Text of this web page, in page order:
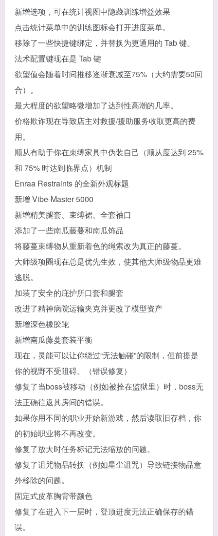
新增选项，可在统计视图中隐藏训练增益效果
点击统计菜单中的训练图标会打开进度菜单。
移除了一些快捷键绑定，并替换为更通用的 Tab 键。
法术配置键现在是 Tab 键
欲望值会随着时间推移逐渐衰减至75%（大约需要50回
合）。
最大程度的欲望略微增加了达到性高潮的几率。
价格欺诈现在导致店主对救援/援助服务收取更高的费
用。
顺从有助于你在束缚家具中伪装自己（顺从度达到 25%
和 75% 时达到临界点）机制
Enraa Restraints 的全新外观标题
新增 Vibe-Master 5000
新增精美腿套、束缚裙、全套袖口
添加了一些南瓜藤蔓和南瓜饰品
将藤蔓束缚物从重新着色的绳索改为真正的藤蔓。
大师级项圈现在总是优先生效，使其他大师级物品更难
逃脱。
加装了安全的庇护所口套和腿套
改进了精神病院运输夹克并更改了模型资产
新增深色橡胶靴
新增南瓜藤蔓套装平衡
现在，灵能可以让你绕过“无法触碰”的限制，但前提是
你的视野不受阻碍。（错误修复）
修复了当boss被移动（例如被拴在监狱里）时，boss无
法正确往返其房间的错误。
如果你用不同的职业开始新游戏，然后读取旧存档，你
的初始职业将不再改变。
修复了放大时任务标记无法缩放的问题。
修复了诅咒物品转换（例如星尘诅咒）导致链接物品意
外移除的问题。
固定式皮革胸背带颜色
修复了在进入下一层时，登顶进度无法正确保存的错
误。